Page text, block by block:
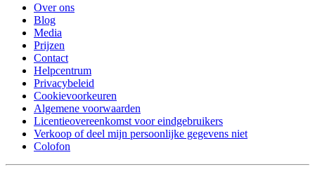
Over ons
Blog
Media
Prijzen
Contact
Helpcentrum
Privacybeleid
Cookievoorkeuren
Algemene voorwaarden
Licentieovereenkomst voor eindgebruikers
Verkoop of deel mijn persoonlijke gegevens niet
Colofon